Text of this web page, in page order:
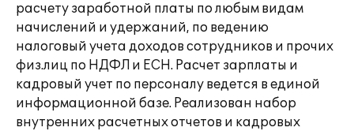
расчету заработной платы по любым видам
начислений и удержаний, по ведению
налоговый учета доходов сотрудников и прочих
физ.лиц по НДФЛ и ЕСН. Расчет зарплаты и
кадровый учет по персоналу ведется в единой
информационной базе. Реализован набор
внутренних расчетных отчетов и кадровых